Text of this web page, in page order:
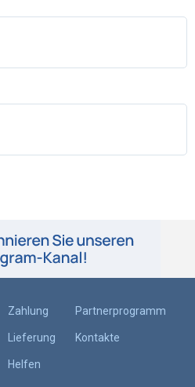
Zahlung
Lieferung
Helfen
Partnerprogramm
Kontakte